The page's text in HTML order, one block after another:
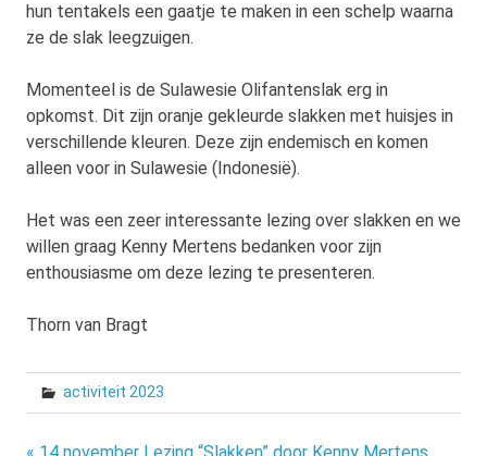
hun tentakels een gaatje te maken in een schelp waarna
ze de slak leegzuigen.
Momenteel is de Sulawesie Olifantenslak erg in
opkomst. Dit zijn oranje gekleurde slakken met huisjes in
verschillende kleuren. Deze zijn endemisch en komen
alleen voor in Sulawesie (Indonesië).
Het was een zeer interessante lezing over slakken en we
willen graag Kenny Mertens bedanken voor zijn
enthousiasme om deze lezing te presenteren.
Thorn van Bragt
activiteit 2023